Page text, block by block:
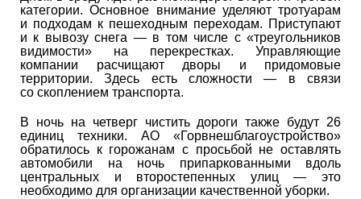
категории. Основное внимание уделяют тротуарам
и подходам к пешеходным переходам. Приступают
и к вывозу снега — в том числе с «треугольников
видимости» на перекрестках. Управляющие
компании расчищают дворы и придомовые
территории. Здесь есть сложности — в связи
со скоплением транспорта.
В ночь на четверг чистить дороги также будут 26
единиц техники. АО «Горвнешблагоустройство»
обратилось к горожанам с просьбой не оставлять
автомобили на ночь припаркованными вдоль
центральных и второстепенных улиц — это
необходимо для организации качественной уборки.